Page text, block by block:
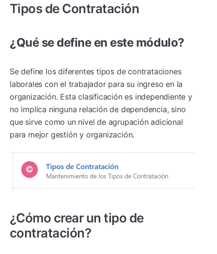
Tipos de Contratación
¿Qué se define en este módulo?
Se define los diferentes tipos de contrataciones
laborales con el trabajador para su ingreso en la
organización. Esta clasificación es independiente y
no implica ninguna relación de dependencia, sino
que sirve como un nivel de agrupación adicional
para mejor gestión y organización.
¿Cómo crear un tipo de
contratación?